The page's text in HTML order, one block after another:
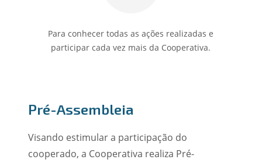
Para conhecer todas as ações realizadas e
participar cada vez mais da Cooperativa.
Pré-Assembleia
Visando estimular a participação do
cooperado, a Cooperativa realiza Pré-